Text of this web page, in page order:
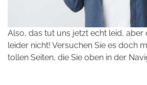
Also, das tut uns jetzt echt leid, aber
leider nicht! Versuchen Sie es doch
tollen Seiten, die Sie oben in der